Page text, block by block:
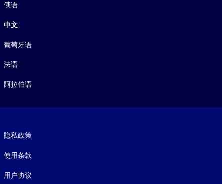
俄语
中文
葡萄牙语
法语
阿拉伯语
隐私政策
使用条款
用户协议